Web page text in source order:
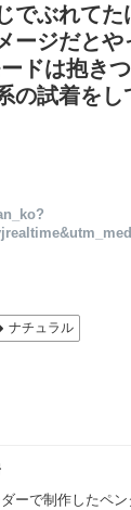
でぶれて
ージだと
ドは抱き
の試着を
ナチュラル
ーで制作したペ